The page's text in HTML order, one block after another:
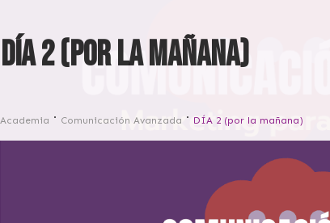
DÍA 2 (por la mañana)
Academia Comunicación Avanzada DÍA 2 (por la mañana)